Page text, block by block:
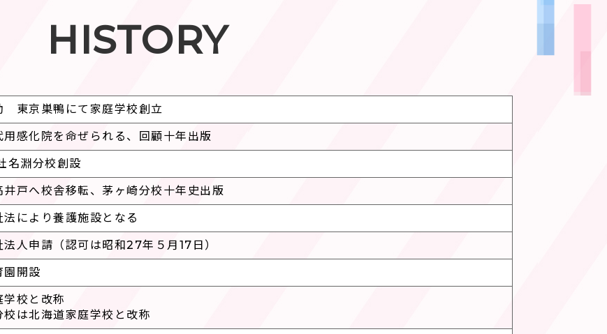
HISTORY
東京巣鴨にて家庭学校創立
用感化院を命ぜられる、回顧十年出版
名淵分校創設
井戸へ校舎移転、茅ヶ崎分校十年史出版
法により養護施設となる
法人申請（認可は昭和27年５月17日）
園開設
学校と改称
校は北海道家庭学校と改称